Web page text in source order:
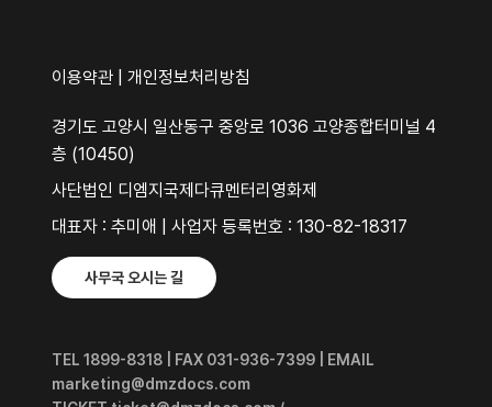
이용약관 개인정보처리방침
경기도 고양시 일산동구 중앙로 1036 고양종합터미널 4
층 (10450)
사단법인 디엠지국제다큐멘터리영화제
대표자 : 추미애 | 사업자 등록번호 : 130-82-18317
사무국 오시는 길
TEL 1899-8318 | FAX 031-936-7399 | EMAIL
marketing@dmzdocs.com